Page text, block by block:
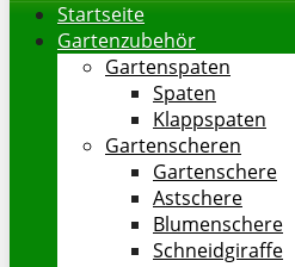
Startseite
Gartenzubehör
Gartenspaten
Spaten
Klappspaten
Gartenscheren
Gartenschere
Astschere
Blumenschere
Schneidgiraffe